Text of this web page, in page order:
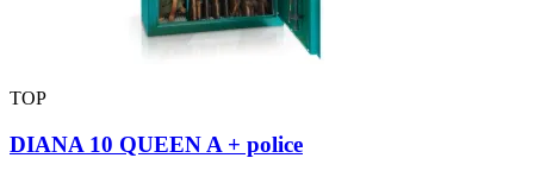
TOP
DIANA 10 QUEEN A + police